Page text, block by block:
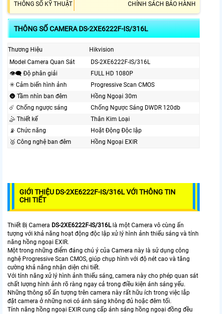
THÔNG SỐ KỸ THUẬT CHÍNH SÁCH BẢO HÀNH
THÔNG SỐ CAMERA DS-2XE6222F-IS/316L
Thương Hiệu
Hikvision
Model Camera Quan Sát
DS-2XE6222F-IS/316L
👁️‍🗨 Độ phân giải
FULL HD 1080P
✳️ Cảm biến hình ảnh
Progressive Scan CMOS
🌚 Tầm nhìn ban đêm
Hồng Ngoại 30m
☄️ Chống ngược sáng
Chống Ngược Sáng DWDR 120db
🤹 Thiết kế
Thân Kim Loại
📡 Chức năng
Hoặt Động Độc lập
🥈️ Công nghệ ban đêm
Hồng Ngoại EXIR
GIỚI THIỆU DS-2XE6222F-IS/316L VỚI THÔNG TIN
CHI TIẾT
Thiết Bị Camera DS-2XE6222F-IS/316Llà một Camera vô cùng ấn
tượng với khả năng hoạt động độc lập xử lý hình ảnh thiếu sáng và tính
năng hồng ngoại EXIR.
Một trong những điểm đáng chú ý của Camera này là sử dụng công
nghệ Progressive Scan CMOS, giúp chụp hình với độ nét cao và tăng
cường khả năng nhận diện chi tiết.
Với tính năng xử lý hình ảnh thiếu sáng, camera này cho phép quan sát
chất lượng hình ảnh rõ ràng ngay cả trong điều kiện ánh sáng yếu.
Những thông số ấn tượng trên camera này rất hữu ích trong việc lắp
đặt camera ở những nơi có ánh sáng không đủ hoặc đêm tối.
Tính năng hồng ngoại EXIR cung cấp ánh sáng hồng ngoại đồng đều